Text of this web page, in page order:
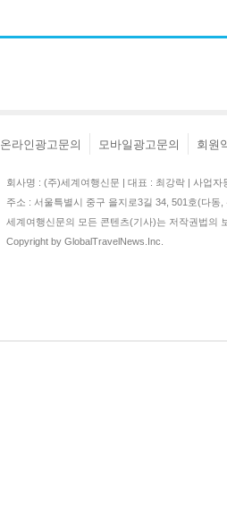
온라인광고문의 모바일광고문의 회원
회사명 : (주)세계여행신문 | 대표 : 최강락 | 사업
주소 : 서울특별시 중구 을지로3길 34, 501호(다
세계여행신문의 모든 콘텐츠(기사)는 저작권법의
Copyright by GlobalTravelNews.Inc.